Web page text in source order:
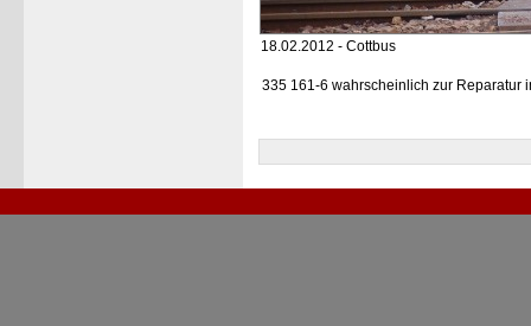
18.02.2012 - Cottbus
335 161-6 wahrscheinlich zur Reparatur